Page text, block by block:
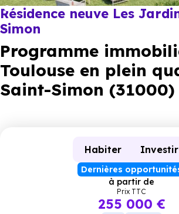
Ressources
Financer
Résidence neuve Les
Simon
Programme
Toulouse en plein
Saint-Simon (31000)
Habiter Investir
Dernières
à partir de
Prix TTC
255 000 €